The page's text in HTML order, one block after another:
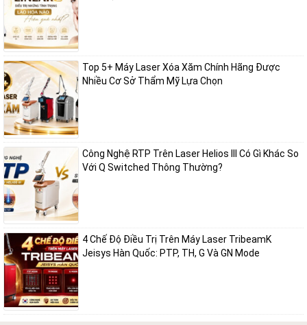
Bớt Ota, Hori
Tàn nhang, đốm nâu do ánh nắng
Đồi mồi, vết tăng sắc tố sau viêm (PIH)
Nhờ khả năng chọn lọc sắc tố chính xác, máy giúp làm sáng da rõ rệt
chỉ sau vài buổi mà vẫn đảm bảo tính an toàn cho làn da.
Xóa xăm hiệu quả, không để lại sẹo
Pastelle SEcó thể loại bỏ nhiều loại hình xăm khác nhau, bao gồm
xăm đen, xăm màu, xăm chân mày, mí mắt, môi… với khả năng phát
xung năng lượng cao, phá vỡ mực xăm thành hạt siêu nhỏ mà không
làm tổn thương da xung quanh. Bước sóng 1064nm chuyên dùng
cho mực đen, xanh đen; trong khi 532nm xử lý tốt các màu sáng như
đỏ, cam, vàng.
Trẻ hóa da không xâm lấn, se khít lỗ chân lông
Top 5+ Máy Laser Xóa Xăm Chính Hãng Được
Nhiều Cơ Sở Thẩm Mỹ Lựa Chọn
Công Nghệ RTP Trên Laser Helios III Có Gì Khác So
Với Q Switched Thông Thường?
4 Chế Độ Điều Trị Trên Máy Laser TribeamK
Jeisys Hàn Quốc: PTP, TH, G Và GN Mode